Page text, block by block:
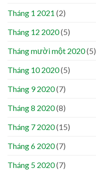
Tháng 1 2021 (2)
Tháng 12 2020(5)
Tháng mười một 2020(5)
Tháng 10 2020(5)
Tháng 9 2020(7)
Tháng 8 2020(8)
Tháng 7 2020(15)
Tháng 6 2020(7)
Tháng 5 2020(7)